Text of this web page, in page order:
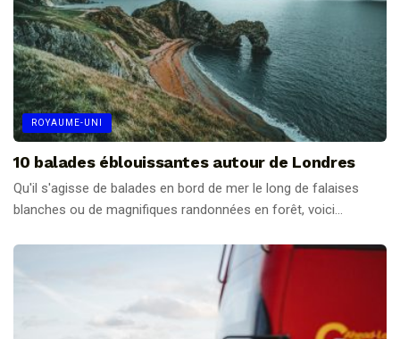
ROYAUME-UNI
10 balades éblouissantes autour de Londres
Qu'il s'agisse de balades en bord de mer le long de falaises
blanches ou de magnifiques randonnées en forêt, voici...